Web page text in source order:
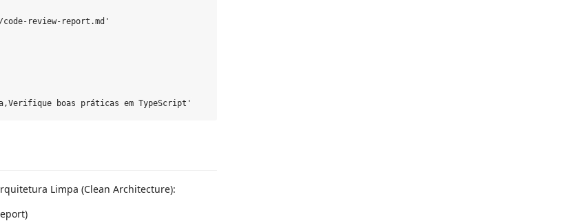
review-report.md'
Limpa (Clean Architecture):